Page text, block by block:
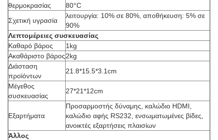
θερμοκρασίας
80°C
Σχετική υγρασία
λειτουργία: 10% σε 80%, αποθήκευση: 5% σε
90%
Λεπτομέρειες συσκευασίας
Καθαρό βάρος
1kg
Ακαθάριστο βάρος2kg
Διάσταση
προϊόντων
21.8*15.5*3.1cm
Μέγεθος
συσκευασίας
27*21*12cm
Εξαρτήματα
Προσαρμοστής δύναμης, καλώδιο HDMI,
καλώδιο αφής RS232, ενσωματωμένες βίδες,
ανοικτές εξαρτήσεις πλαισίων
Άλλος